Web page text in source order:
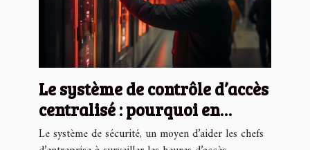
Le système de contrôle d’accès
centralisé : pourquoi en
avoir ?
Le système de sécurité, un moyen d’aider les chefs